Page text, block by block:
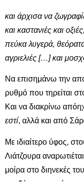
και άρχισα να
και καστανιές και
πεύκα λυγερά,
αγριελιές […] και
Να επισημάνω την
ρυθμό που τηρείται
Και να διακρίνω
εστί, αλλά και από
Με ιδιαίτερο ύφος,
Λιάτζουρα
μοίρα στο διηνεκές